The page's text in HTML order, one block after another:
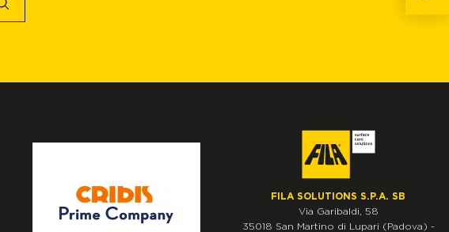
FILA SOLUTIONS S.P.A. SB
Via Garibaldi, 58
35018 San Martino di Lupari (Padova) -